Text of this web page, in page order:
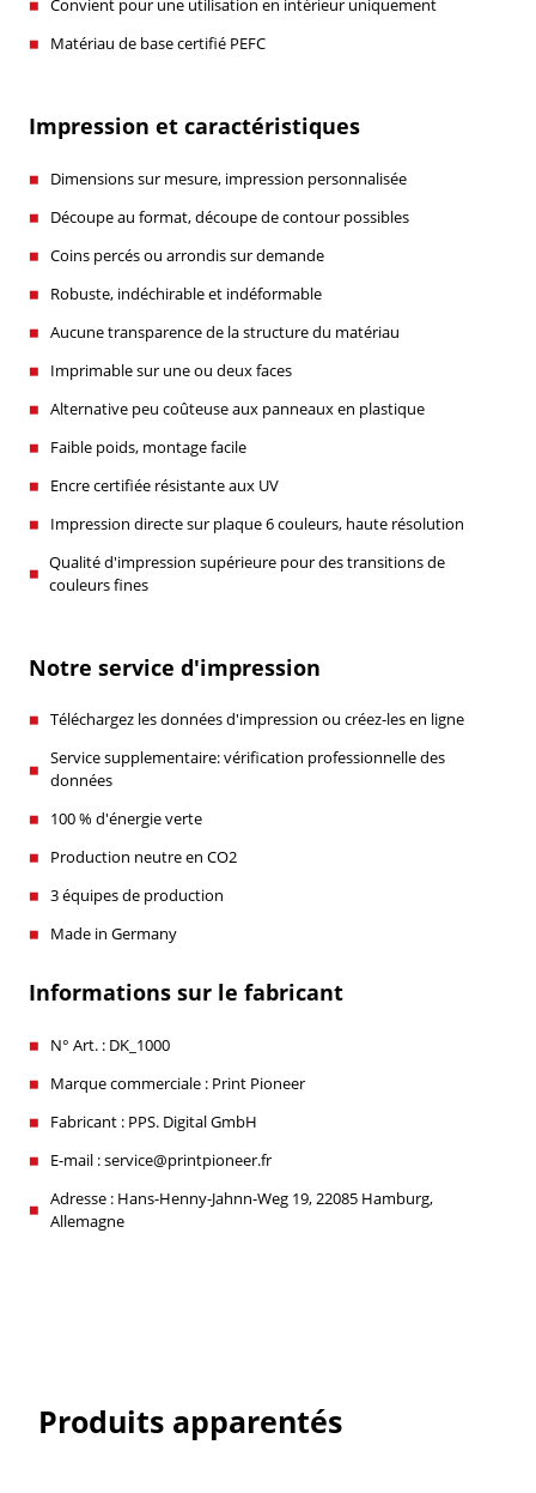
Convient pour une utilisation en intérieur uniquement
Matériau de base certifié PEFC
Impression et caractéristiques
Dimensions sur mesure, impression personnalisée
Découpe au format, découpe de contour possibles
Coins percés ou arrondis sur demande
Robuste, indéchirable et indéformable
Aucune transparence de la structure du matériau
Imprimable sur une ou deux faces
Alternative peu coûteuse aux panneaux en plastique
Faible poids, montage facile
Encre certifiée résistante aux UV
Impression directe sur plaque 6 couleurs, haute résolution
Qualité d'impression supérieure pour des transitions de
couleurs fines
Notre service d'impression
Téléchargez les données d'impression ou créez-les en ligne
Service supplementaire: vérification professionnelle des
données
100 % d'énergie verte
Production neutre en CO2
3 équipes de production
Made in Germany
Informations sur le fabricant
N° Art. : DK_1000
Marque commerciale : Print Pioneer
Fabricant : PPS. Digital GmbH
E-mail : service@printpioneer.fr
Adresse : Hans-Henny-Jahnn-Weg 19, 22085 Hamburg,
Allemagne
Produits apparentés